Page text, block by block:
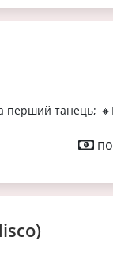
перший танець;